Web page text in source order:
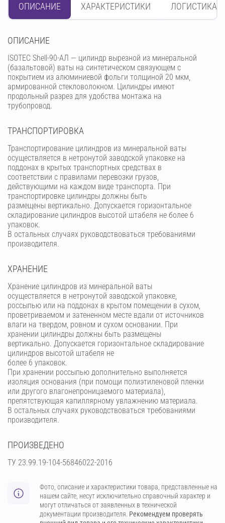
ОПИСАНИЕ ХАРАКТЕРИСТИКИ ЛОГИСТИКА
OПИСАНИЕ
ISOTEC Shell-90-АЛ — цилиндр вырезной из минеральной
(базальтовой) ваты на синтетическом связующем с
покрытием из алюминиевой фольги толщиной 20 мкм,
армированной стекловолокном. Цилиндры имеют
продольный разрез для удобства монтажа на
трубопровод.
ТРАНСПОРТИРОВКА
Транспортирование цилиндров из минеральной ваты
осуществляется в нетронутой заводской упаковке на
поддонах в крытых транспортных средствах в
соответствии с правилами перевозки грузов,
действующими на каждом виде транспорта. При
транспортировке цилиндры должны быть
размещены вертикально. Допускается горизонтальное
складирование цилиндров высотой штабеля не более 6
упаковок.
В остальных случаях руководствоваться требованиями
производителя.
ХРАНЕНИЕ
Хранение цилиндров из минеральной ваты
осуществляется в нетронутой заводской упаковке,
россыпью или на поддонах в крытом помещении в сухом,
проветриваемом и затененном месте вдали от источников
влаги на твердом, ровном и сухом основании. При
хранении цилиндры должны быть размещены
вертикально. Допускается горизонтальное складирование
цилиндров высотой штабеля не
более 6 упаковок.
При хранении россыпью дополнительно выполняется
изоляция основания (при помощи полиэтиленовой пленки
или другого влагонепроницаемого материала),
препятствующая капиллярному увлажнению материала.
В остальных случаях руководствоваться требованиями
производителя.
ПРОИЗВЕДЕНО
ТУ 23.99.19-104-56846022-2016
Фото, описание и характеристики товара, представленные на
нашем сайте, несут исключительно справочный характер и
могут отличаться от заявленных в технической
документации производителя. Рекомендуем проверять